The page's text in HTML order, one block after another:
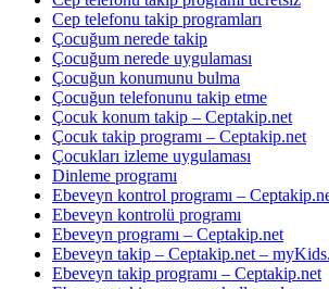
Cep telefonu takip programları
Çocuğum nerede takip
Çocuğum nerede uygulaması
Çocuğun konumunu bulma
Çocuğun telefonunu takip etme
Çocuk konum takip – Ceptakip.net
Çocuk takip programı – Ceptakip.net
Çocukları izleme uygulaması
Dinleme programı
Ebeveyn kontrol programı –
Ebeveyn kontrolü programı
Ebeveyn programı – Ceptakip.net
Ebeveyn takip – Ceptakip.net –
Ebeveyn takip programı – Ceptakip.net